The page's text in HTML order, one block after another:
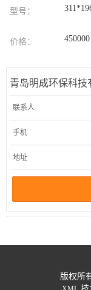
型号：
价格： 450000
青岛明成环保科技
联系人
手机
地址
版权所